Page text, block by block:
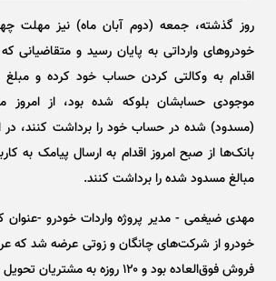
روز گذشته، جمعه (دوم آبان ماه) نیز مهلت
موجودی حسابشان بلوکه شده بود، از امروز
(مسدود) شده در حساب خود را برداشت کنند، در
بانک‌ها از صبح امروز اقدام به ارسال پیامک به
مبالغ مسدود شده را برداشت کنند.
مهدی ضیغمی - مدیر پروژه واردات خودرو -عنوان
خودرو از شرکت‌های چانگان و زوتی عرضه شد که
فروش فوق‌العاده بود و ۱۲۰ روزه به مشتریان تحویل داده می‌شود.